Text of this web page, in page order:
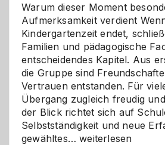
Warum dieser Moment
Aufmerksamkeit verdient
Kindergartenzeit endet,
Familien und pädagogische
entscheidendes Kapitel. Aus
die Gruppe sind
Vertrauen entstanden. Für
Übergang zugleich freudig
der Blick richtet sich auf
Selbstständigkeit und neue
gewähltes…Abschied
weiterlesen